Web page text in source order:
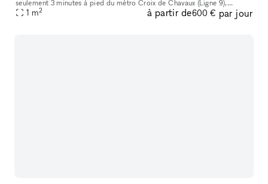
seulement 3 minutes à pied du métro Croix de Chavaux (Ligne 9),
découvrez ce Loft unique sur une surface 186m² sur 2 niveaux , nich
1 m2 à partir de600 € par jour